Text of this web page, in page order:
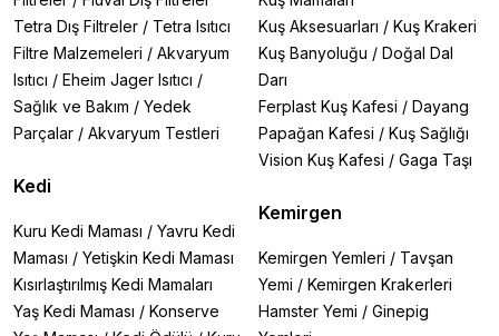
Tetra Dış Filtreler / Tetra Isıtıcı
Filtre Malzemeleri / Akvaryum
Isıtıcı / Eheim Jager Isıtıcı /
Sağlık ve Bakım / Yedek
Parçalar / Akvaryum Testleri
Kedi
Kuru Kedi Maması / Yavru Kedi
Maması / Yetişkin Kedi Maması
Kısırlaştırılmış Kedi Mamaları
Yaş Kedi Maması / Konserve
Kuş Aksesuarları / Kuş Krakeri
Kuş Banyoluğu / Doğal Dal
Darı
Ferplast Kuş Kafesi / Dayang
Papağan Kafesi / Kuş Sağlığı
Vision Kuş Kafesi / Gaga Taşı
Kemirgen
Kemirgen Yemleri / Tavşan
Yemi / Kemirgen Krakerleri
Hamster Yemi / Ginepig